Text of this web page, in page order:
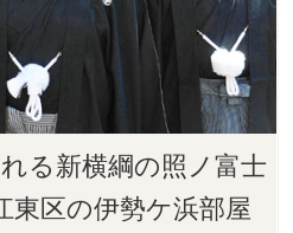
る新横綱の照ノ富士
東区の伊勢ケ浜部屋